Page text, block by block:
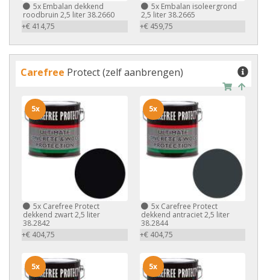
5x Embalan dekkend
roodbruin 2,5 liter 38.2660
+€ 414,75
5xEmbalan isoleergrond
2,5 liter 38.2665
+€ 459,75
Carefree Protect (zelf aanbrengen)
5x Carefree Protect
dekkend zwart 2,5 liter
38.2842
+€ 404,75
5x
5xCarefree Protect
dekkend antraciet 2,5 liter
38.2844
+€ 404,75
5x
5x 5x